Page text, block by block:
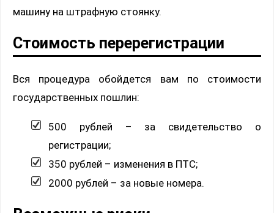
машину на штрафную стоянку.
Стоимость перерегистрации
Вся процедура обойдется вам по стоимости
государственных пошлин:
500 рублей – за свидетельство о
регистрации;
350 рублей – изменения в ПТС;
2000 рублей – за новые номера.